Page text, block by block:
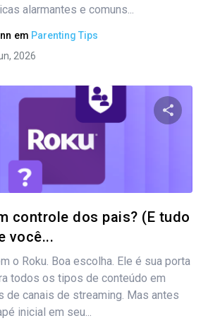
alarmantes e comuns...
em Parenting Tips
2026
controle dos pais? (E tudo
você...
o Roku. Boa escolha. Ele é sua porta
todos os tipos de conteúdo em
de canais de streaming. Mas antes
inicial em seu...